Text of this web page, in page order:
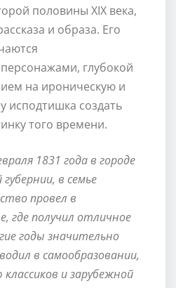
половины XIX века,
и образа. Его
глубокой
на ироническую и
исподтишка создать
того времени.
1831 года в городе
в семье
провел в
где получил отличное
годы значительно
в самообразовании,
и зарубежной